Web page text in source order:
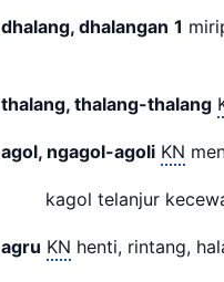
dhalang, dhalangan 1
thalang, thalang-thalang
agol, ngagol-agoli KN
kagol telanjur
agru KN henti, rintang,